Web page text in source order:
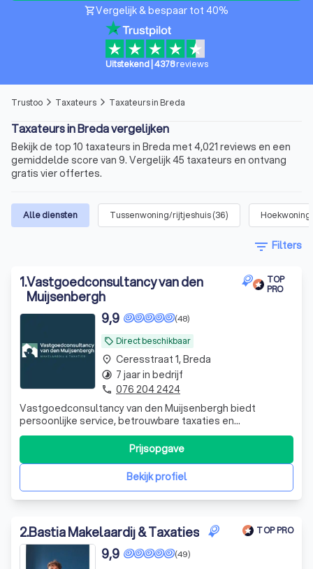
shopping_cartVergelijk & bespaar tot 40%
Uitstekend| 4378 reviews
Trustoo arrow_forward_ios Taxateurs arrow_forward_ios Taxateurs in Breda
Taxateurs in Breda vergelijken
Bekijk de top 10 taxateurs in Breda met 4,021 reviews en een
gemiddelde score van 9. Vergelijk 45 taxateurs en ontvang
gratis vier offertes.
Alle diensten Tussenwoning/rijtjeshuis(36) Hoekwoning
filter_list Filters
1.Vastgoedconsultancy van den
Muijsenbergh
TOP
PRO
local_offer Direct beschikbaar
(48)
9,9
Vastgoedconsultancy van den Muijsenbergh biedt
persoonlijke service, betrouwbare taxaties en
doeltreffende verkoopstrategieën. Met lokale kennis en
exclusieve tools halen we het beste uit uw woning!
Bekijk profiel
Prijsopgave
place Ceresstraat 1, Breda
timelapse 7 jaar in bedrijf
phone 076 204 2424
2.Bastia Makelaardij & Taxaties TOP PRO
(49)
9,9